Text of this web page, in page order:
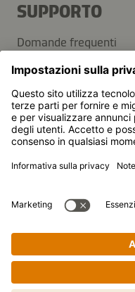
Cucinare passo dopo
SUPPORTO
Domande frequenti
Contatti
Newsletter
Kikkoman è un
Theodorstraße
Iscritta al
Note legali